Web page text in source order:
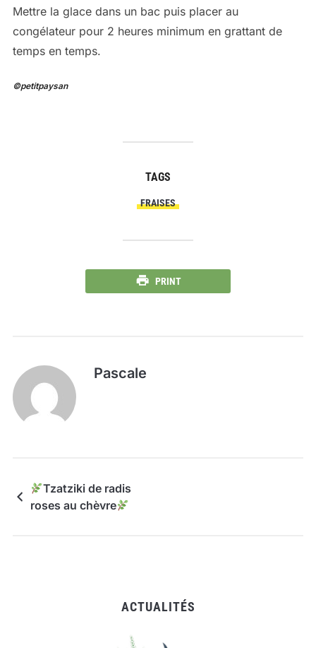
Mettre la glace dans un bac puis placer au
congélateur pour 2 heures minimum en grattant de
temps en temps.
©petitpaysan
TAGS
FRAISES
PRINT
Pascale
Tzatziki de radis
roses au chèvre
ACTUALITÉS